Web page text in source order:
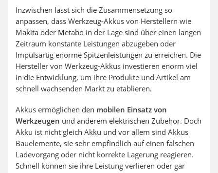
Inzwischen lässt sich die Zusammensetzung so
anpassen, dass Werkzeug-Akkus von Herstellern wie
Makita oder Metabo in der Lage sind über einen langen
Zeitraum konstante Leistungen abzugeben oder
Impulsartig enorme Spitzenleistungen zu erreichen. Die
Hersteller von Werkzeug-Akkus investieren enorm viel
in die Entwicklung, um ihre Produkte und Artikel am
schnell wachsenden Markt zu etablieren.
Akkus ermöglichen den mobilen Einsatz von
Werkzeugen und anderem elektrischen Zubehör. Doch
Akku ist nicht gleich Akku und vor allem sind Akkus
Bauelemente, sie sehr empfindlich auf einen falschen
Ladevorgang oder nicht korrekte Lagerung reagieren.
Schnell können sie ihre Leistung verlieren oder gar